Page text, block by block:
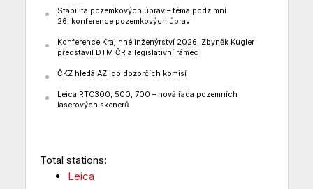
Stabilita pozemkových úprav – téma podzimní
26. konference pozemkových úprav
Konference Krajinné inženýrství 2026: Zbyněk Kugler
představil DTM ČR a legislativní rámec
ČKZ hledá AZI do dozorčích komisí
Leica RTC300, 500, 700 – nová řada pozemních
laserových skenerů
Total stations:
Leica